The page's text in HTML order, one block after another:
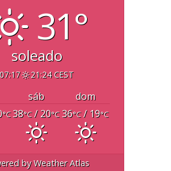
31°
soleado
07:17 21:24 CEST
sáb
dom
°C38°C/ 20°C 36°C/ 19°C
byWeather Atlas